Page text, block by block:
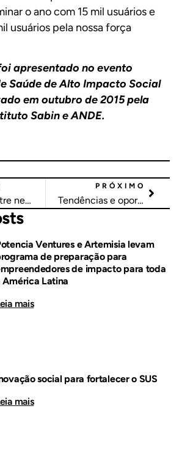
o ano com 15 mil usuários e
usuários pela nossa força
apresentado no evento
Saúde de Alto Impacto Social
em outubro de 2015 pela
SabineANDE.
Interação entre negócios de impacto social, ISP e indústrias: colaboração para escala
PRÓXIMO
Tendências e oportunidades em 2016 para investir em negócios de impacto social
Ventures e Artemisia levam
de preparação para
de impacto para toda
América Latina
mais
social para fortalecer o SUS
mais